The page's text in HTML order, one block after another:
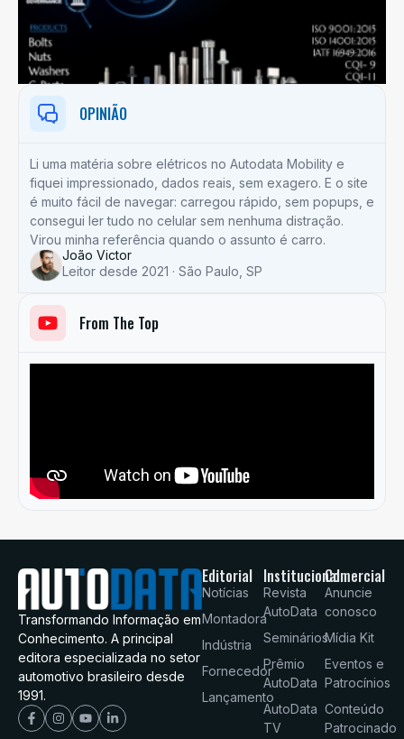
OPINIÃO
Li uma matéria sobre elétricos no Autodata Mobility e
fiquei impressionado, dados reais, sem exagero. E o site
é muito fácil de navegar: carregou rápido, sem popups, e
consegui ler tudo no celular sem nenhuma distração.
Virou minha referência quando o assunto é carro.
João Victor
Leitor desde 2021 · São Paulo, SP
From The Top
Transformando Informação em
Conhecimento. A principal
editora especializada no setor
automotivo brasileiro desde
1991.
Editorial
Notícias
Montadora
Indústria
Fornecedor
Lançamento
Institucional
Revista
AutoData
Seminários
Prêmio
AutoData
AutoData
TV
Comercial
Anuncie
conosco
Mídia Kit
Eventos e
Patrocínios
Conteúdo
Patrocinado